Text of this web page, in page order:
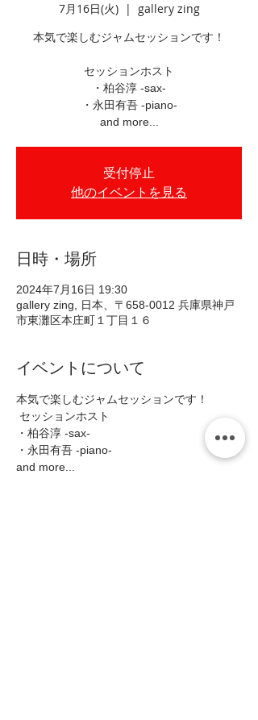
7月16日(火)
  |
gallery zing
本気で楽しむジャムセッションです！
セッションホスト
・柏谷淳 -sax-
・永田有吾 -piano-
and more...
受付停止
他のイベントを見る
日時・場所
2024年7月16日 19:30
gallery zing, 日本、〒658-0012 兵庫県神戸
市東灘区本庄町１丁目１６
イベントについて
本気で楽しむジャムセッションです！
セッションホスト
・柏谷淳 -sax-
・永田有吾 -piano-
and more...